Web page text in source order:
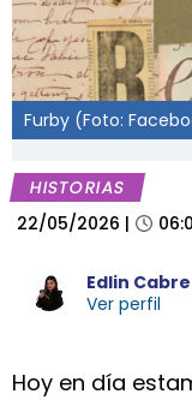
Furby (Foto:
HISTORIAS
22/05/2026 |
Edlin
Ver perfil
Hoy en día